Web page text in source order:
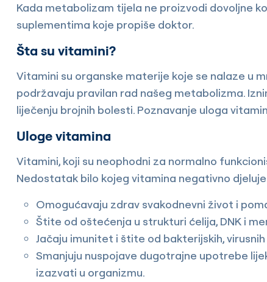
Kada metabolizam tijela ne proizvodi dovoljne
suplementima koje propiše doktor.
Šta su vitamini?
Vitamini su organske materije koje se nalaze u
podržavaju pravilan rad našeg metabolizma.
liječenju brojnih bolesti. Poznavanje uloga
Uloge vitamina
Vitamini, koji su neophodni za normalno
Nedostatak bilo kojeg vitamina negativno
Omogućavaju zdrav svakodnevni život i
Štite od oštećenja u strukturi ćelija, DNK i
Jačaju imunitet i štite od bakterijskih,
Smanjuju nuspojave dugotrajne upotrebe
izazvati u organizmu.